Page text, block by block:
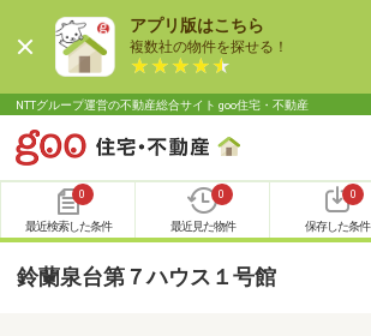
アプリ版はこちら
複数社の物件を探せる！
NTTグループ運営の不動産総合サイト goo住宅・不動産
0
最近検索した条件
0
最近見た物件
0
保存した条件
鈴蘭泉台第７ハウス１号館